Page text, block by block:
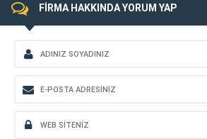
FİRMA HAKKINDA YORUM YAP